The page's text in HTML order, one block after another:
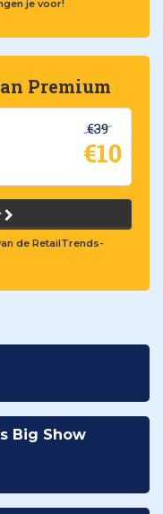
je voor!
Premium
€39
€10
de RetailTrends-
Big Show